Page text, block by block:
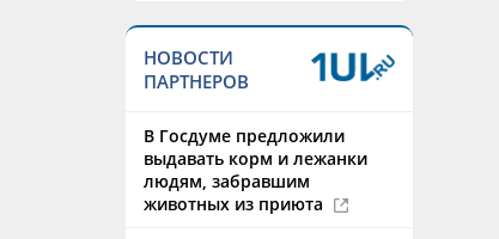
НОВОСТИ
ПАРТНЕРОВ
В Госдуме предложили
выдавать корм и лежанки
людям, забравшим
животных из приюта